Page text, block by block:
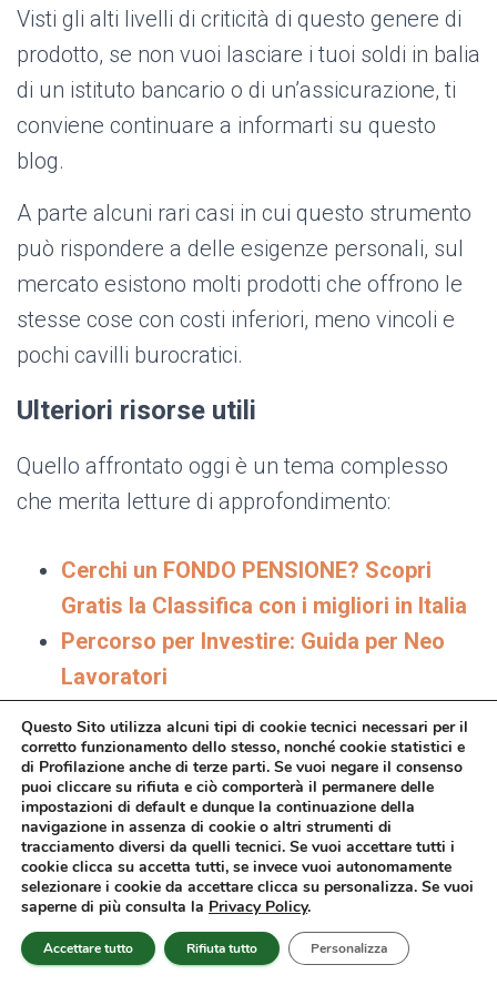
Visti gli alti livelli di criticità di questo genere di
prodotto, se non vuoi lasciare i tuoi soldi in balia
di un istituto bancario o di un’assicurazione, ti
conviene continuare a informarti su questo
blog.
A parte alcuni rari casi in cui questo strumento
può rispondere a delle esigenze personali, sul
mercato esistono molti prodotti che offrono le
stesse cose con costi inferiori, meno vincoli e
pochi cavilli burocratici.
Ulteriori risorse utili
Quello affrontato oggi è un tema complesso
che merita letture di approfondimento:
Cerchi un FONDO PENSIONE? Scopri
Gratis la Classifica con i migliori in Italia
Percorso per Investire: Guida per Neo
Lavoratori
Coppie con Figli
Percorso per Investire: Guida per Mezza
Età
Percorso per Investire: Guida per Over
65
Trova suAffari Mieiun modo per investire i tuoi
Questo Sito utilizza alcuni tipi di cookie tecnici necessari per il
corretto funzionamento dello stesso, nonché cookie statistici e
di Profilazione anche di terze parti. Se vuoi negare il consenso
puoi cliccare su rifiuta e ciò comporterà il permanere delle
impostazioni di default e dunque la continuazione della
navigazione in assenza di cookie o altri strumenti di
tracciamento diversi da quelli tecnici. Se vuoi accettare tutti i
cookie clicca su accetta tutti, se invece vuoi autonomamente
selezionare i cookie da accettare clicca su personalizza. Se vuoi
saperne di più consulta la Privacy Policy.
Accettare tutto Rifiuta tutto Personalizza